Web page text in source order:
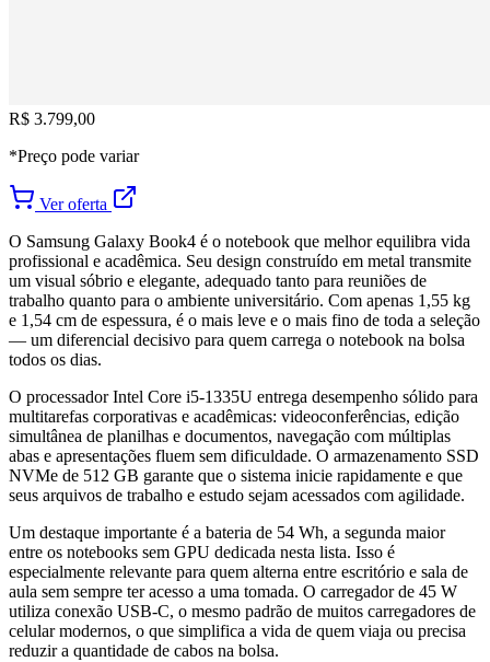
R$ 3.799,00
*Preço pode variar
Ver oferta
O Samsung Galaxy Book4 é o notebook que melhor equilibra vida
profissional e acadêmica. Seu design construído em metal transmite
um visual sóbrio e elegante, adequado tanto para reuniões de
trabalho quanto para o ambiente universitário. Com apenas 1,55 kg
e 1,54 cm de espessura, é o mais leve e o mais fino de toda a seleção
— um diferencial decisivo para quem carrega o notebook na bolsa
todos os dias.
O processador Intel Core i5-1335U entrega desempenho sólido para
multitarefas corporativas e acadêmicas: videoconferências, edição
simultânea de planilhas e documentos, navegação com múltiplas
abas e apresentações fluem sem dificuldade. O armazenamento SSD
NVMe de 512 GB garante que o sistema inicie rapidamente e que
seus arquivos de trabalho e estudo sejam acessados com agilidade.
Um destaque importante é a bateria de 54 Wh, a segunda maior
entre os notebooks sem GPU dedicada nesta lista. Isso é
especialmente relevante para quem alterna entre escritório e sala de
aula sem sempre ter acesso a uma tomada. O carregador de 45 W
utiliza conexão USB-C, o mesmo padrão de muitos carregadores de
celular modernos, o que simplifica a vida de quem viaja ou precisa
reduzir a quantidade de cabos na bolsa.